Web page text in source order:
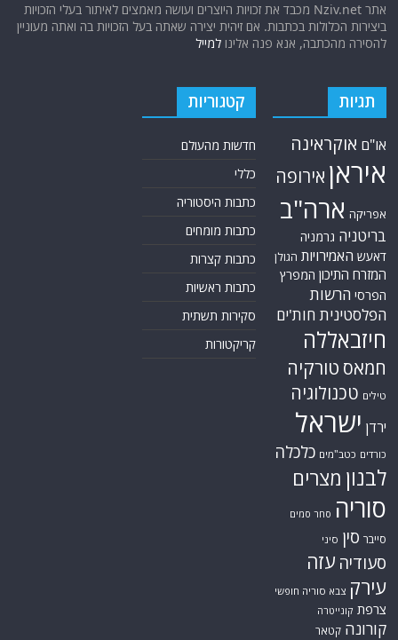
אתר Nziv.net מכבד את זכויות היוצרים ועושה מאמצים לאיתור בעלי הזכויות
ביצירות הכלולות בכתבות. אם זיהית יצירה שאתה בעל הזכויות בה ואתה מעוניין
להסירה מהכתבה, אנא פנה אלינולמייל
תגיות
או"ם אוקראינה
איראן אירופה
אפריקה ארה"ב
בריטניה גרמניה
דאעש האמירויות הגולן
המזרח התיכון המפרץ
הפרסי הרשות
הפלסטינית חות'ים
חיזבאללה
חמאס טורקיה
טילים טכנולוגיה
ירדן ישראל
כורדים כטב"מים כלכלה
לבנון מצרים
סוריה סחר סמים
סייבר סין סיני
סעודיה עזה
עירק צבא סוריה חופשי
צרפת קונייטרה
קורונה קטאר
קטגוריות
חדשות מהעולם
כללי
כתבות היסטוריה
כתבות מומחים
כתבות קצרות
כתבות ראשיות
סקירות תשתית
קריקטורות